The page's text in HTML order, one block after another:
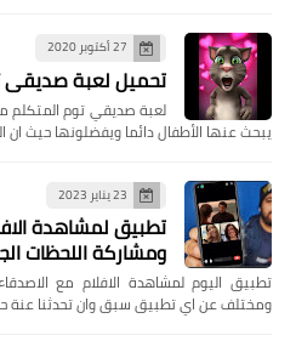
27 أكتوبر 2020
تحميل لعبة صديقي
لعبة صديقي توم المتكلم
يبحث عنها الأطفال دائما ويفضلونها حيث ان
23 يناير 2023
تطبيق لمشاهدة
ومشاركة اللحظات
تطبيق اليوم لمشاهدة الافلام مع
ومختلف عن اي تطبيق سبق وان تحدثنا عنة